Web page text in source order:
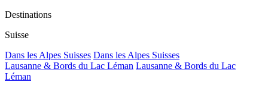
Destinations
Suisse
Dans les Alpes Suisses Dans les Alpes Suisses
Lausanne & Bords du Lac Léman Lausanne & Bords du Lac
Léman